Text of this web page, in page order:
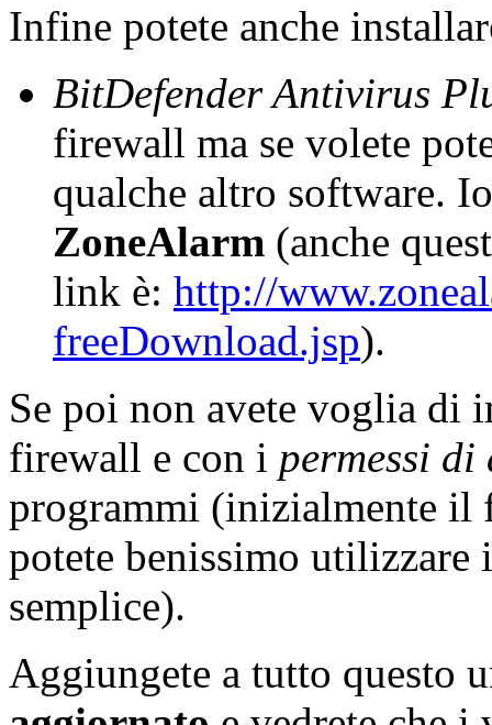
Infine potete anche
BitDefender Antivirus
firewall ma se volete
qualche altro software.
ZoneAlarm (anche
link è: http://
freeDownload.jsp).
Se poi non avete voglia di
firewall e con i permessi di
programmi (inizialmente il
potete benissimo
semplice).
Aggiungete a tutto questo